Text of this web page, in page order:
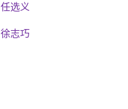
任选义
徐志巧